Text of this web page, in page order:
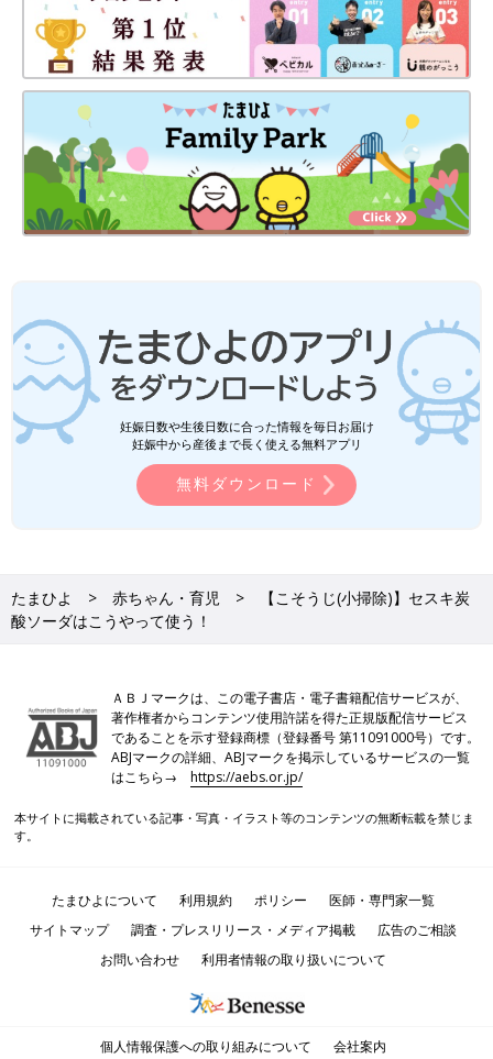
妊娠日数や生後日数に合った情報を毎日お届け
妊娠中から産後まで長く使える無料アプリ
無料ダウンロード
たまひよ 赤ちゃん・育児
【こそうじ(小掃除)】セスキ炭
酸ソーダはこうやって使う！
ＡＢＪマークは、この電子書店・電子書籍配信サービスが、
著作権者からコンテンツ使用許諾を得た正規版配信サービス
であることを示す登録商標（登録番号 第11091000号）です。
ABJマークの詳細、ABJマークを掲示しているサービスの一覧
はこちら→https://aebs.or.jp/
本サイトに掲載されている記事・写真・イラスト等のコンテンツの無断転載を禁じま
す。
たまひよについて 利用規約 ポリシー
医師・専門家一覧
サイトマップ
調査・プレスリリース・メディア掲載
広告のご相談
お問い合わせ
利用者情報の取り扱いについて
個人情報保護への取り組みについて 会社案内